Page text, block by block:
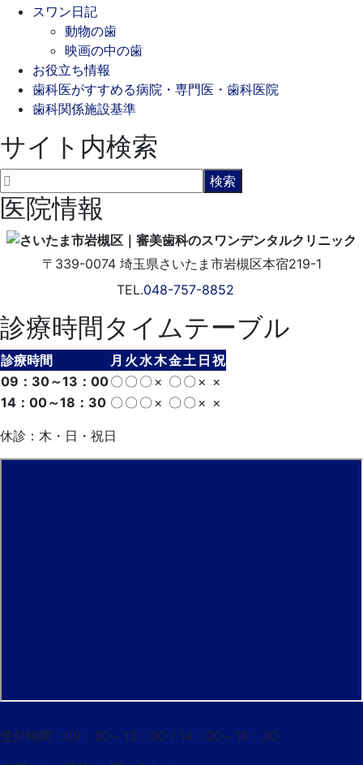
スワン日記
動物の歯
映画の中の歯
お役立ち情報
歯科医がすすめる病院・専門医・歯科医院
歯科関係施設基準
サイト内検索
医院情報
〒339-0074 埼玉県さいたま市岩槻区本宿219-1
TEL.048-757-8852
診療時間タイムテーブル
診療時間 月 火 水木金土 日 祝
09：30～13：00〇 〇 〇 × 〇 〇 × ×
14：00～18：30 〇 〇 〇 × 〇 〇 × ×
休診：木・日・祝日
受付時間：09：30～13：00 / 14：00～18：30